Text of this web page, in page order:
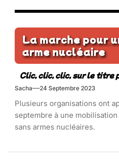
La marche pour
arme nucléaire
Sacha 24 Septembre 2023
Plusieurs organisations ont
septembre à une
sans armes nucléaires.